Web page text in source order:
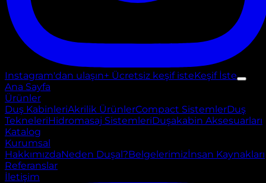
Instagram'dan ulaşın+ Ücretsiz keşif isteKeşif İste
Ana Sayfa
Ürünler
Duş KabinleriAkrilik ÜrünlerCompact SistemlerDuş
TekneleriHidromasaj SistemleriDuşakabin Aksesuarları
Katalog
Kurumsal
HakkımızdaNeden Duşal?Belgelerimizİnsan Kaynakları
Referanslar
İletişim